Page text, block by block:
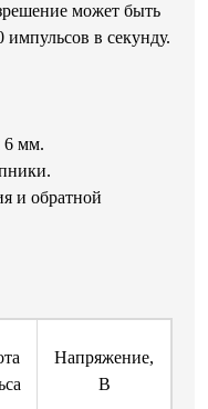
может быть
импульсов в секунду.
6 мм.
и обратной
Напряжение,
В